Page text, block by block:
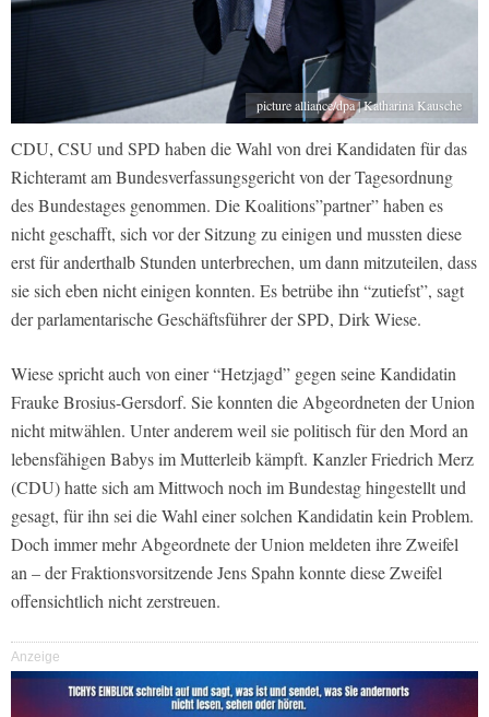
picture alliance/dpa | Katharina Kausche
CDU, CSU und SPD haben die Wahl von drei Kandidaten für das
Richteramt am Bundesverfassungsgericht von der Tagesordnung
des Bundestages genommen. Die Koalitions”partner” haben es
nicht geschafft, sich vor der Sitzung zu einigen und mussten diese
erst für anderthalb Stunden unterbrechen, um dann mitzuteilen, dass
sie sich eben nicht einigen konnten. Es betrübe ihn “zutiefst”, sagt
der parlamentarische Geschäftsführer der SPD, Dirk Wiese.
Wiese spricht auch von einer “Hetzjagd” gegen seine Kandidatin
Frauke Brosius-Gersdorf. Sie konnten die Abgeordneten der Union
nicht mitwählen. Unter anderem weil sie politisch für den Mord an
lebensfähigen Babys im Mutterleib kämpft. Kanzler Friedrich Merz
(CDU) hatte sich am Mittwoch noch im Bundestag hingestellt und
gesagt, für ihn sei die Wahl einer solchen Kandidatin kein Problem.
Doch immer mehr Abgeordnete der Union meldeten ihre Zweifel
an – der Fraktionsvorsitzende Jens Spahn konnte diese Zweifel
offensichtlich nicht zerstreuen.
Anzeige